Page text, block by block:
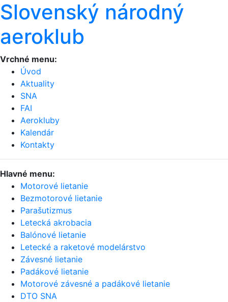
Slovenský národný
aeroklub
Vrchné menu:
Úvod
Aktuality
SNA
FAI
Aerokluby
Kalendár
Kontakty
Hlavné menu:
Motorové lietanie
Bezmotorové lietanie
Parašutizmus
Letecká akrobacia
Balónové lietanie
Letecké a raketové modelárstvo
Závesné lietanie
Padákové lietanie
Motorové závesné a padákové lietanie
DTO SNA